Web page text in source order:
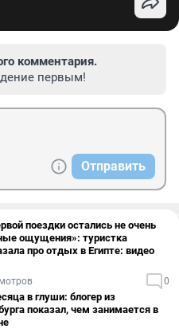
комментария.
первым!
Отправить
поездки остались не очень
ощущения»: туристка
про отдых в Египте: видео
0
в глуши: блогер из
показал, чем занимается в